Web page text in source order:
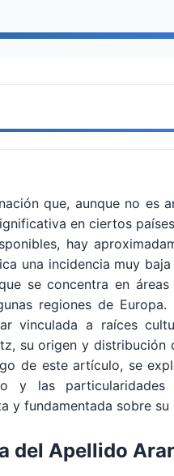
que, aunque no es
en ciertos
hay
una incidencia muy
se concentra en
regiones de
vinculada a raíces
su origen y distribución
de este artículo, se
y las particularidades
y fundamentada sobre
del Apellido